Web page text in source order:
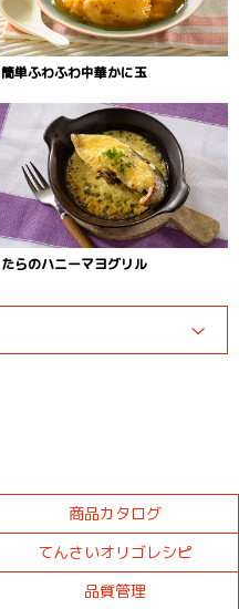
簡単ふわふわ中華かに玉
たらのハニーマヨグリル
商品カタログ
てんさいオリゴレシピ
品質管理